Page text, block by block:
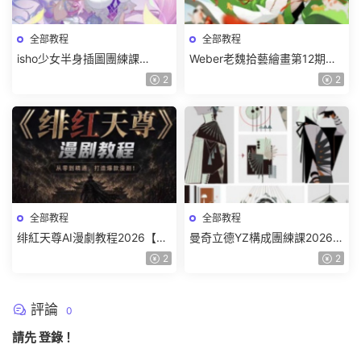
全部教程
isho少女半身插圖團練課
2026【畫質高清隻有視頻】 2
全部教程
Weber老魏拾藝繪畫第12期角
色特訓班【畫質不錯隻有視
2
全部教程
绯紅天尊AI漫劇教程2026【畫
2
全部教程
曼奇立德YZ構成團練課2026年
8月已結課【畫質高清有課件】
2
評論 0
請先登錄 ！